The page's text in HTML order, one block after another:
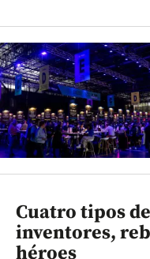
Cuatro tipos
inventores,
héroes